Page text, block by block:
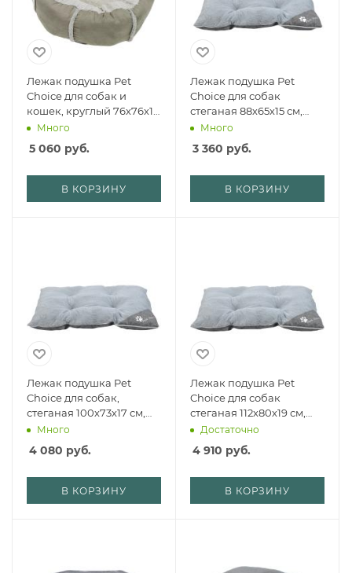
Лежак подушка Pet
Choice для собак и
кошек, круглый 76х76х15
см, меховой, серый
Много
5 060 руб.
В КОРЗИНУ
Лежак подушка Pet
Choice для собак
стеганая 88х65х15 см,
пушистый, серый
Много
3 360 руб.
В КОРЗИНУ
Лежак подушка Pet
Choice для собак,
стеганая 100х73х17 см,
пушистый, серый
Много
4 080 руб.
В КОРЗИНУ
Лежак подушка Pet
Choice для собак
стеганая 112х80х19 см,
пушистый, серый
Достаточно
4 910 руб.
В КОРЗИНУ